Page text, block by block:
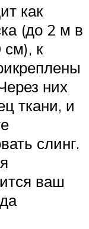
как
(до 2 м в
к
них
ткани, и
слинг.
ваш